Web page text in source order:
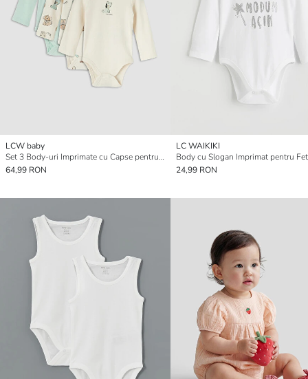
LCW baby
Set 3 Body-uri Imprimate cu Capse pentru Bebeluși Băieți
64,99 RON
LC WAIKIKI
24,99 RON